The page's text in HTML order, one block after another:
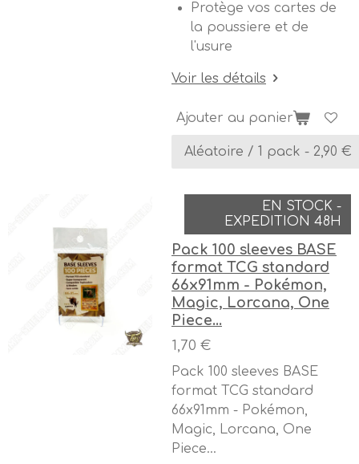
Protège vos cartes de
la poussiere et de
l'usure
Voir les détails
Ajouter au panier
EN STOCK -
EXPEDITION 48H
Pack 100 sleeves BASE
format TCG standard
66x91mm - Pokémon,
Magic, Lorcana, One
Piece...
1,70 €
Pack 100 sleeves BASE
format TCG standard
66x91mm - Pokémon,
Magic, Lorcana, One
Piece...